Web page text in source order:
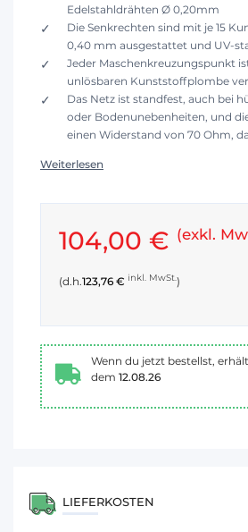
Edelstahldrähten Ø 0,20mm
Die Senkrechten sind mit je 15
0,40 mm ausgestattet und UV-
Jeder Maschenkreuzungspunkt
unlösbaren Kunststoffplombe
Das Netz ist standfest, auch bei
oder Bodenunebenheiten, und
einen Widerstand von 70 Ohm,
Weiterlesen
104,00 € (exkl.
(d.h.123,76 € inkl. MwSt.)
Wenn du jetzt bestellst,
dem 12.08.26
LIEFERKOSTEN